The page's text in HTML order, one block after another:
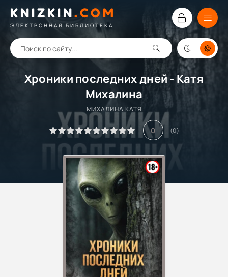
KNIZKIN. COM
ЭЛЕКТРОННАЯ БИБЛИОТЕКА
Хроники последних дней - Катя
Михалина
МИХАЛИНА КАТЯ
0 (0)